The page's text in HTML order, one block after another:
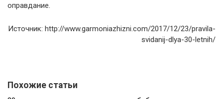
оправдание.
Источник: http://www.garmoniazhizni.com/2017/12/23/pravila-
svidanij-dlya-30-letnih/
Похожие статьи